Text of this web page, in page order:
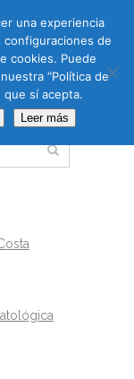
una experiencia
configuraciones de
cookies. Puede
“Política de
que sí acepta.
Leer más